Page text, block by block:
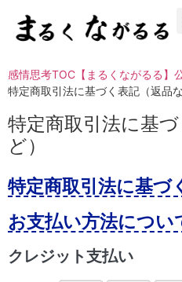
感情思考TOC【まるくながるる】
特定商取引法に基づく表記（返品な
特定商取引法に基
ど）
特定商取引法に基づ
お支払い方法につい
クレジット支払い